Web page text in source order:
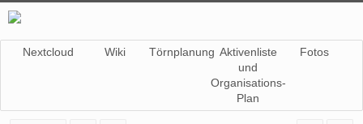
Nextcloud Wiki Törnplanung Aktivenliste
und
Organisations-
Plan
Fotos